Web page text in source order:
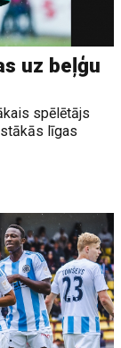
uz beļģu
spēlētājs
līgas